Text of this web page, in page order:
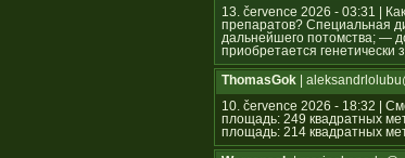
13. července 2026 - 03:31 |
препаратов? Специальная
дальнейшего потомства; —
приобретается генетически
ThomasGok |
10. července 2026 - 18:32 |
площадь: 249 квадратных
площадь: 214 квадратных